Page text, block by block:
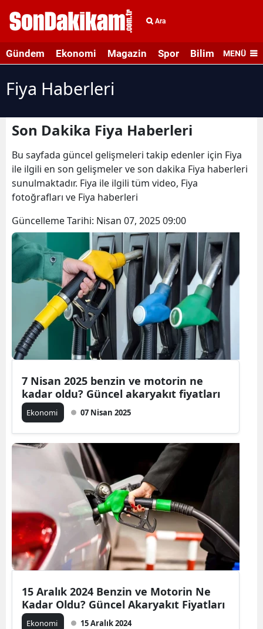
Ara
Gündem Ekonomi Magazin Spor Bilim veMENÜ
Fiya Haberleri
Son Dakika Fiya Haberleri
Bu sayfada güncel gelişmeleri takip edenler için Fiya
ile ilgili en son gelişmeler ve son dakika Fiya haberleri
sunulmaktadır. Fiya ile ilgili tüm video, Fiya
fotoğrafları ve Fiya haberleri
Güncelleme Tarihi: Nisan 07, 2025 09:00
7 Nisan 2025 benzin ve motorin ne
kadar oldu? Güncel akaryakıt fiyatları
Ekonomi 07 Nisan 2025
15 Aralık 2024 Benzin ve Motorin Ne
Kadar Oldu? Güncel Akaryakıt Fiyatları
Ekonomi 15 Aralık 2024